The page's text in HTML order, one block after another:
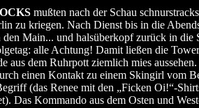
mußten nach der Schau
zu kriegen. Nach Dienst bis in die
den Main... und halsüberkopf zurück in die
alle Achtung! Damit ließen die
aus dem Ruhrpott ziemlich mies
einen Kontakt zu einem Skingirl vom
(das Renee mit den „Ficken Oi!“-
Das Kommando aus dem Osten und